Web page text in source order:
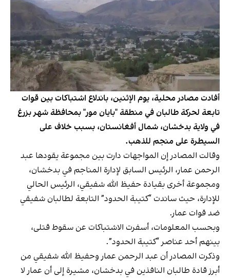
أفادت مصادر محلية، يوم الإثنين، باندلاع اشتباكات بين قوات
تابعة لحركة طالبان في منطقة "بايان مور" بمحافظة شهر بزرغ
في ولاية بدخشان، شمال أفغانستان، بسبب خلاف على
السيطرة على منجم للذهب.
وقالت المصادر إن المواجهات دارت بين مجموعة يقودها عبد
الرحمن عمار، الرئيس السابق لإدارة المناجم في بدخشان،
ومجموعة أخرى بقيادة حفيظ الله شفيقي، الرئيس الحالي
للإدارة، حيث ساندت “كتيبة الحدود” التابعة لطالبان شفيقي
ضد قوات عمار.
وبحسب المعلومات، أسفرت الاشتباكات عن سقوط قتلى،
بينهم أحد عناصر “كتيبة الحدود”.
وذكرت المصادر أن عبد الرحمن عمار وحفيظ الله شفيقي من
أبرز قادة طالبان النافذين في بدخشان، مشيرة إلى أن عمار لا